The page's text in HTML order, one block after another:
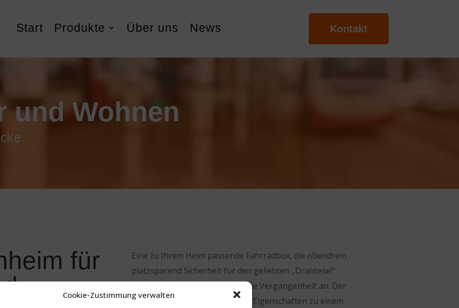
Cookie-Zustimmung verwalten
Start Produkte Über uns News Kontakt
und Wohnen
für
Eine zu Ihrem Heim passende Fahrradbox, die obendrein
platzsparend Sicherheit für den geliebten „Drahtesel“
bietet, gehört nun nicht mehr die Vergangenheit an. Der
Bike-Twister verbindet all diese Eigenschaften zu einem